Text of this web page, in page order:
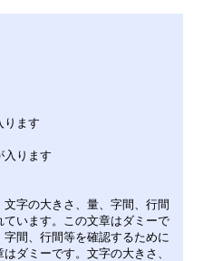
ります
入ります
文字の大きさ、量、字間、行間
います。この文章はダミーで
間、行間等を確認するために
ダミーです。文字の大きさ、